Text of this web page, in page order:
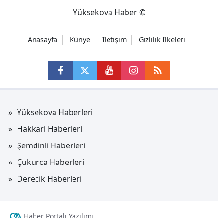
Yüksekova Haber ©
Anasayfa Künye İletişim Gizlilik İlkeleri
Yüksekova Haberleri
Hakkari Haberleri
Şemdinli Haberleri
Çukurca Haberleri
Derecik Haberleri
Haber Portalı Yazılımı